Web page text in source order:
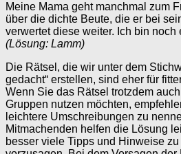
Meine Mama geht manchmal zum
über die dichte Beute, die er bei
verwertet diese weiter. Ich bin noch
(Lösung: Lamm)
Die Rätsel, die wir unter dem
gedacht“ erstellen, sind eher für
Wenn Sie das Rätsel trotzdem
Gruppen nutzen möchten,
leichtere Umschreibungen zu
Mitmachenden helfen die Lösung
besser viele Tipps und Hinweise